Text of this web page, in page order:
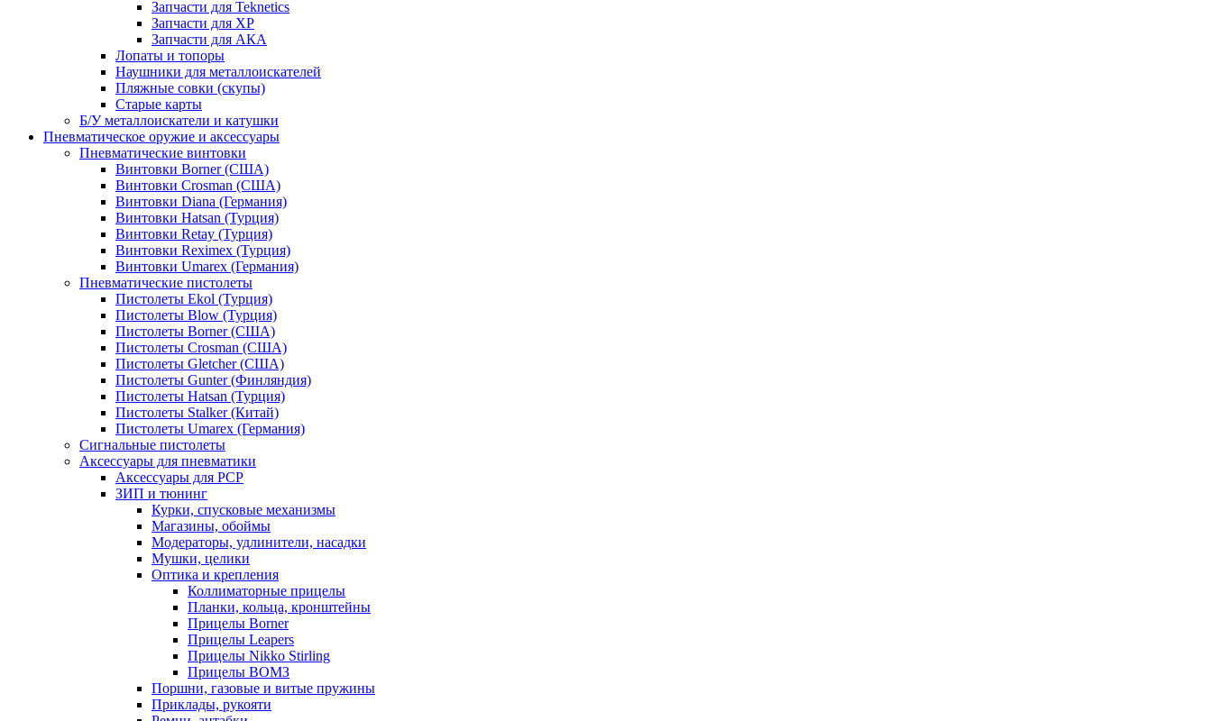
Запчасти для Teknetics
Запчасти для XP
Запчасти для АКА
Лопаты и топоры
Наушники для металлоискателей
Пляжные совки (скупы)
Старые карты
Б/У металлоискатели и катушки
Пневматическое оружие и аксессуары
Пневматические винтовки
Винтовки Borner (США)
Винтовки Crosman (США)
Винтовки Diana (Германия)
Винтовки Hatsan (Турция)
Винтовки Retay (Турция)
Винтовки Reximex (Турция)
Винтовки Umarex (Германия)
Пневматические пистолеты
Пистолеты Ekol (Турция)
Пистолеты Blow (Турция)
Пистолеты Borner (США)
Пистолеты Crosman (США)
Пистолеты Gletcher (США)
Пистолеты Gunter (Финляндия)
Пистолеты Hatsan (Турция)
Пистолеты Stalker (Китай)
Пистолеты Umarex (Германия)
Сигнальные пистолеты
Аксессуары для пневматики
Аксессуары для PCP
ЗИП и тюнинг
Курки, спусковые механизмы
Магазины, обоймы
Модераторы, удлинители, насадки
Мушки, целики
Оптика и крепления
Коллиматорные прицелы
Планки, кольца, кронштейны
Прицелы Borner
Прицелы Leapers
Прицелы Nikko Stirling
Прицелы ВОМЗ
Поршни, газовые и витые пружины
Приклады, рукояти